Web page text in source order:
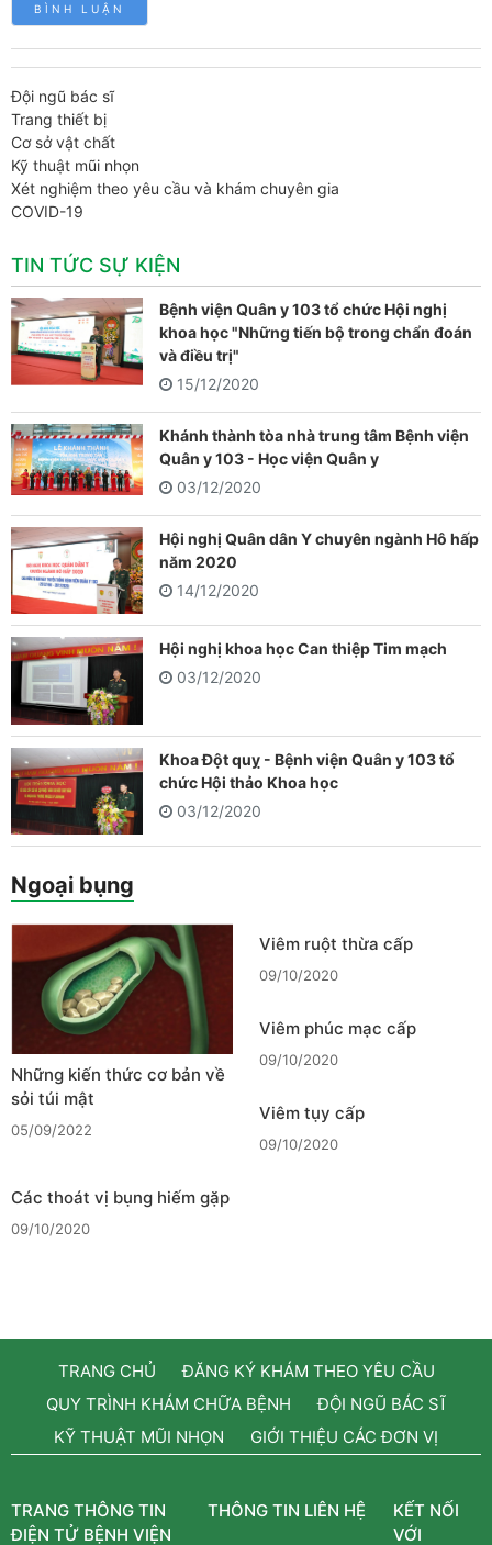
Đội ngũ bác sĩ
Trang thiết bị
Cơ sở vật chất
Kỹ thuật mũi nhọn
Xét nghiệm theo yêu cầu và khám chuyên gia
COVID-19
TIN TỨC SỰ KIỆN
Bệnh viện Quân y 103 tổ chức Hội nghị
khoa học "Những tiến bộ trong chẩn đoán
và điều trị"
15/12/2020
Khánh thành tòa nhà trung tâm Bệnh viện
Quân y 103 - Học viện Quân y
03/12/2020
Hội nghị Quân dân Y chuyên ngành Hô hấp
năm 2020
14/12/2020
Hội nghị khoa học Can thiệp Tim mạch
03/12/2020
Khoa Đột quỵ - Bệnh viện Quân y 103 tổ
chức Hội thảo Khoa học
03/12/2020
Ngoại bụng
Những kiến thức cơ bản về
sỏi túi mật
05/09/2022
Viêm ruột thừa cấp
09/10/2020
Viêm phúc mạc cấp
09/10/2020
Viêm tụy cấp
09/10/2020
Các thoát vị bụng hiếm gặp
09/10/2020
TRANG CHỦ
ĐĂNG KÝ KHÁM THEO YÊU CẦU
QUY TRÌNH KHÁM CHỮA BỆNH
ĐỘI NGŨ BÁC SĨ
KỸ THUẬT MŨI NHỌN
GIỚI THIỆU CÁC ĐƠN VỊ
TRANG THÔNG TIN
ĐIỆN TỬ BỆNH VIỆN
THÔNG TIN LIÊN HỆ
KẾT NỐI
VỚI